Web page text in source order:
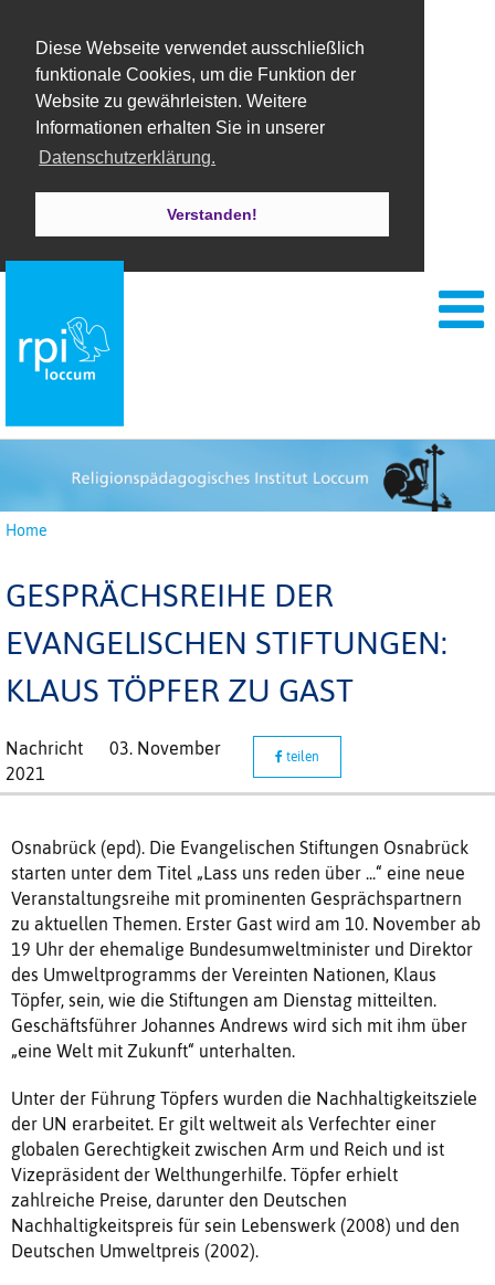
Diese Webseite verwendet ausschließlich
funktionale Cookies, um die Funktion der
Website zu gewährleisten. Weitere
Informationen erhalten Sie in unserer
Datenschutzerklärung.
Verstanden!
Home
GESPRÄCHSREIHE DER
EVANGELISCHEN STIFTUNGEN:
KLAUS TÖPFER ZU GAST
Nachricht
03. November
2021
teilen
Osnabrück (epd). Die Evangelischen Stiftungen Osnabrück
starten unter dem Titel „Lass uns reden über ...“ eine neue
Veranstaltungsreihe mit prominenten Gesprächspartnern
zu aktuellen Themen. Erster Gast wird am 10. November ab
19 Uhr der ehemalige Bundesumweltminister und Direktor
des Umweltprogramms der Vereinten Nationen, Klaus
Töpfer, sein, wie die Stiftungen am Dienstag mitteilten.
Geschäftsführer Johannes Andrews wird sich mit ihm über
„eine Welt mit Zukunft“ unterhalten.
Unter der Führung Töpfers wurden die Nachhaltigkeitsziele
der UN erarbeitet. Er gilt weltweit als Verfechter einer
globalen Gerechtigkeit zwischen Arm und Reich und ist
Vizepräsident der Welthungerhilfe. Töpfer erhielt
zahlreiche Preise, darunter den Deutschen
Nachhaltigkeitspreis für sein Lebenswerk (2008) und den
Deutschen Umweltpreis (2002).